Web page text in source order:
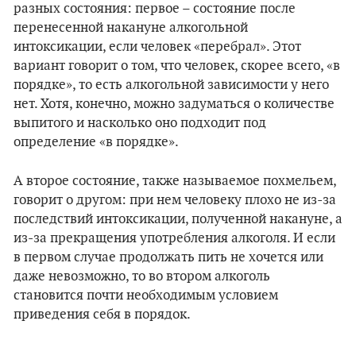
разных состояния: первое – состояние после
перенесенной накануне алкогольной
интоксикации, если человек «перебрал». Этот
вариант говорит о том, что человек, скорее всего, «в
порядке», то есть алкогольной зависимости у него
нет. Хотя, конечно, можно задуматься о количестве
выпитого и насколько оно подходит под
определение «в порядке».
А второе состояние, также называемое похмельем,
говорит о другом: при нем человеку плохо не из-за
последствий интоксикации, полученной накануне, а
из-за прекращения употребления алкоголя. И если
в первом случае продолжать пить не хочется или
даже невозможно, то во втором алкоголь
становится почти необходимым условием
приведения себя в порядок.